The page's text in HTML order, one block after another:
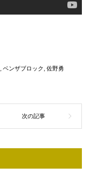
ベンザブロック 佐野勇